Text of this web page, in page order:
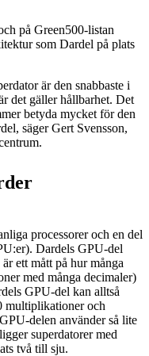
på Green500-listan
som Dardel på plats
är den snabbaste i
det gäller hållbarhet. Det
betyda mycket för den
säger Gert Svensson,
processorer och en del
Dardels GPU-del
ett mått på hur många
med många decimaler)
GPU-del kan alltså
multiplikationer och
delen använder så lite
superdatorer med
två till sju.